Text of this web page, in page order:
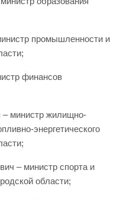
промышленности и
финансов
– министр жилищно-
энергетического
– министр спорта и
области;